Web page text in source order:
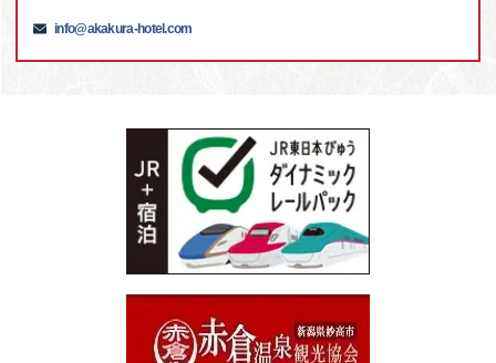
info@akakura-hotel.com